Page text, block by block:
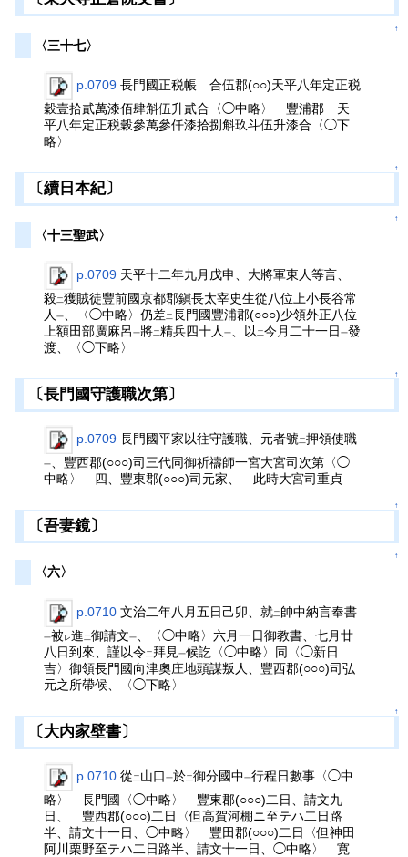
↑
〈三十七〉
p.0709 長門國正税帳 合伍郡(○○)天平八年定正税
穀壹拾貳萬漆佰肆斛伍升貳合〈◯中略〉 豐浦郡 天
平八年定正税穀參萬參仟漆拾捌斛玖斗伍升漆合〈◯下
略〉
↑
〔續日本紀〕
↑
〈十三聖武〉
p.0709 天平十二年九月戊申、大將軍東人等言、
殺二獲賊徒豐前國京都郡鎭長太宰史生從八位上小長谷常
人一、〈◯中略〉仍差二長門國豐浦郡(○○○)少領外正八位
上額田部廣麻呂一將二精兵四十人一、以二今月二十一日一發
渡、〈◯下略〉
↑
〔長門國守護職次第〕
p.0709 長門國平家以往守護職、元者號二押領使職
一、豐西郡(○○○)司三代同御祈禱師一宮大宮司次第〈◯
中略〉 四、豐東郡(○○○)司元家、 此時大宮司重貞
↑
〔吾妻鏡〕
↑
〈六〉
p.0710 文治二年八月五日己卯、就二帥中納言奉書
一被 レ進二御請文一
、〈◯中略〉六月一日御教書、七月廿
八日到來、謹以令二拜見一候訖〈◯中略〉同〈◯新日
吉〉御領長門國向津奧庄地頭謀叛人、豐西郡(○○○)司弘
元之所帶候、〈◯下略〉
↑
〔大内家壁書〕
p.0710 從 二 山口一於二御分國中一行程日數事〈◯中
略〉 長門國〈◯中略〉 豐東郡(○○○)二日、請文九
日、 豐西郡(○○○)二日〈但高賀河棚ニ至テハ二日路
半、請文十一日、◯中略〉 豐田郡(○○○)二日〈但神田
阿川栗野至テハ二日路半、請文十一日、◯中略〉 寛